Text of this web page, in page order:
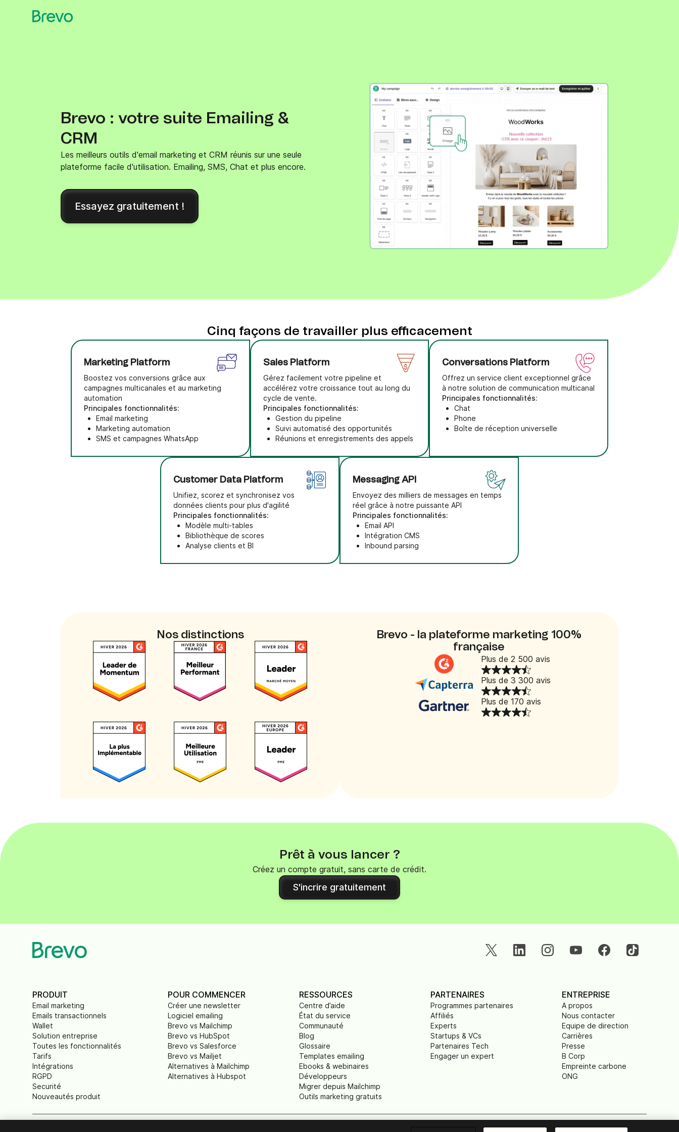
Brevo : votre suite Emailing &
CRM
Les meilleurs outils d'email marketing et CRM réunis sur une seule
plateforme facile d'utilisation. Emailing, SMS, Chat et plus encore.
Essayez gratuitement !
Cinq façons de travailler plus efficacement
Marketing Platform
Boostez vos conversions grâce aux
campagnes multicanales et au marketing
automation
Principales fonctionnalités:
Email marketing
Marketing automation
SMS et campagnes WhatsApp
Sales Platform
Gérez facilement votre pipeline et
accélérez votre croissance tout au long du
cycle de vente.
Principales fonctionnalités:
Gestion du pipeline
Suivi automatisé des opportunités
Réunions et enregistrements des appels
Conversations Platform
Offrez un service client exceptionnel grâce
à notre solution de communication multicanal
Principales fonctionnalités:
Chat
Phone
Boîte de réception universelle
Customer Data Platform
Unifiez, scorez et synchronisez vos
données clients pour plus d'agilité
Principales fonctionnalités:
Modèle multi-tables
Bibliothèque de scores
Analyse clients et BI
Messaging API
Envoyez des milliers de messages en temps
réel grâce à notre puissante API
Principales fonctionnalités:
Email API
Intégration CMS
Inbound parsing
Nos distinctions
Brevo - la plateforme marketing 100%
française
Plus de 2 500 avis
Plus de 3 300 avis
Plus de 170 avis
Prêt à vous lancer ?
Créez un compte gratuit, sans carte de crédit.
S'incrire gratuitement
PRODUIT
Email marketing
Emails transactionnels
Wallet
Solution entreprise
Toutes les fonctionnalités
Tarifs
Intégrations
RGPD
Securité
Nouveautés produit
POUR COMMENCER
Créer une newsletter
Logiciel emailing
Brevo vs Mailchimp
Brevo vs HubSpot
Brevo vs Salesforce
Brevo vs Mailjet
Alternatives à Mailchimp
Alternatives à Hubspot
RESSOURCES
Centre d’aide
État du service
Communauté
Blog
Glossaire
Templates emailing
Ebooks & webinaires
Développeurs
Migrer depuis Mailchimp
Outils marketing gratuits
PARTENAIRES
Programmes partenaires
Affiliés
Experts
Startups & VCs
Partenaires Tech
Engager un expert
ENTREPRISE
A propos
Nous contacter
Equipe de direction
Carrières
Presse
B Corp
Empreinte carbone
ONG